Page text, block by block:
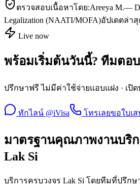
ตรวจสอบเนื้อหาโดย:Areeya M.—
Legalization (NAATI/MOFA)อัปเดตล่าสุ
Live now
พร้อมเริ่มต้นวันนี้? ทีมตอ
ปรึกษาฟรี ไม่มีค่าใช้จ่ายแอบแฝง · เปิด
ทักไลน์ @iVisa โทรเลยขอใบเ
มาตรฐานคุณภาพงานบริ
Lak Si
บริการครบวงจร Lak Si โดยทีมที่ปรึก